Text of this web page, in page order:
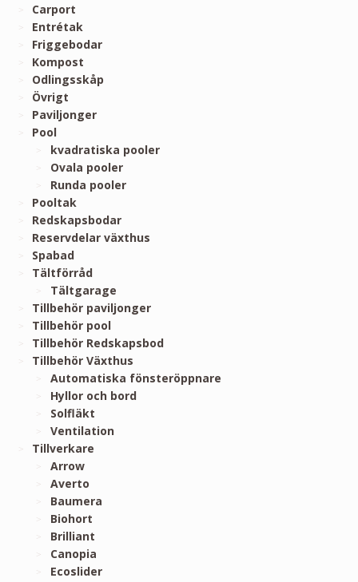
Carport
Entrétak
Friggebodar
Kompost
Odlingsskåp
Övrigt
Paviljonger
Pool
kvadratiska pooler
Ovala pooler
Runda pooler
Pooltak
Redskapsbodar
Reservdelar växthus
Spabad
Tältförråd
Tältgarage
Tillbehör paviljonger
Tillbehör pool
Tillbehör Redskapsbod
Tillbehör Växthus
Automatiska fönsteröppnare
Hyllor och bord
Solfläkt
Ventilation
Tillverkare
Arrow
Averto
Baumera
Biohort
Brilliant
Canopia
Ecoslider